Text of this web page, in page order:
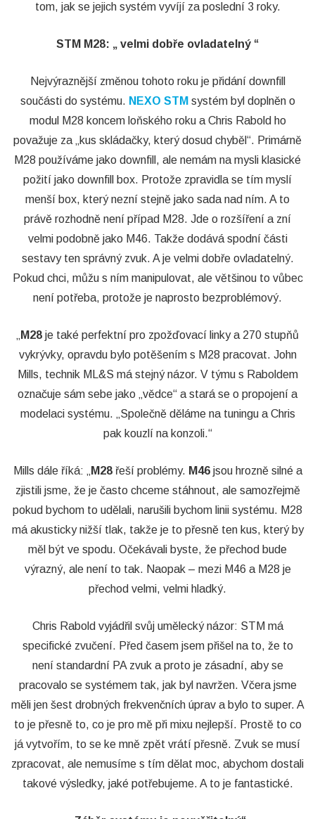
tom, jak se jejich systém vyvíjí za poslední 3 roky.
STM M28: „ velmi dobře ovladatelný “
Nejvýraznější změnou tohoto roku je přidání downfill
součásti do systému. NEXO STM systém byl doplněn o
modul M28 koncem loňského roku a Chris Rabold ho
považuje za „kus skládačky, který dosud chyběl“. Primárně
M28 používáme jako downfill, ale nemám na mysli klasické
požití jako downfill box. Protože zpravidla se tím myslí
menší box, který nezní stejně jako sada nad ním. A to
právě rozhodně není případ M28. Jde o rozšíření a zní
velmi podobně jako M46. Takže dodává spodní části
sestavy ten správný zvuk. A je velmi dobře ovladatelný.
Pokud chci, můžu s ním manipulovat, ale většinou to vůbec
není potřeba, protože je naprosto bezproblémový.
M28 je také perfektní pro zpožďovací linky a 270 stupňů
vykrývky, opravdu bylo potěšením s M28 pracovat. John
Mills, technik ML&S má stejný názor. V týmu s Raboldem
označuje sám sebe jako „vědce“ a stará se o propojení a
modelaci systému. „Společně děláme na tuningu a Chris
pak kouzlí na konzoli.“
Mills dále říká: „ M28řeší problémy. M46jsou hrozně silné a
zjistili jsme, že je často chceme stáhnout, ale samozřejmě
pokud bychom to udělali, narušili bychom linii systému. M28
má akusticky nižší tlak, takže je to přesně ten kus, který by
měl být ve spodu. Očekávali byste, že přechod bude
výrazný, ale není to tak. Naopak – mezi M46 a M28 je
přechod velmi, velmi hladký.
Chris Rabold vyjádřil svůj umělecký názor: STM má
specifické zvučení. Před časem jsem přišel na to, že to
není standardní PA zvuk a proto je zásadní, aby se
pracovalo se systémem tak, jak byl navržen. Včera jsme
měli jen šest drobných frekvenčních úprav a bylo to super. A
to je přesně to, co je pro mě při mixu nejlepší. Prostě to co
já vytvořím, to se ke mně zpět vrátí přesně. Zvuk se musí
zpracovat, ale nemusíme s tím dělat moc, abychom dostali
takové výsledky, jaké potřebujeme. A to je fantastické.